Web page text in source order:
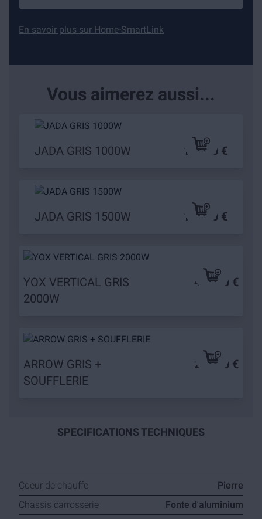
En savoir plus sur Home-SmartLink
Vous aimerez aussi...
JADA GRIS 1000W 149,90 €
JADA GRIS 1500W 189,90 €
YOX VERTICAL GRIS
2000W
479,90 €
ARROW GRIS +
SOUFFLERIE
279,90 €
SPECIFICATIONS TECHNIQUES
Coeur de chauffe
Pierre
Chassis carrosserie
Fonte d'aluminium